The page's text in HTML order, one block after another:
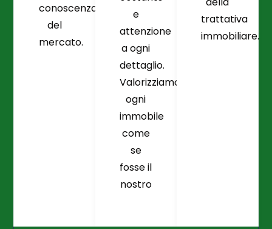
conoscenza
del
mercato.
e
attenzione
a ogni
dettaglio.
Valorizziamo
ogni
immobile
come
se
fosse il
nostro
trattativa
immobiliare.